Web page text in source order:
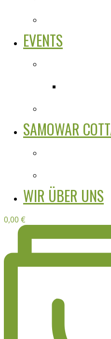
EVENTS
SAMOWAR
WIR ÜBER UNS
0,00 €